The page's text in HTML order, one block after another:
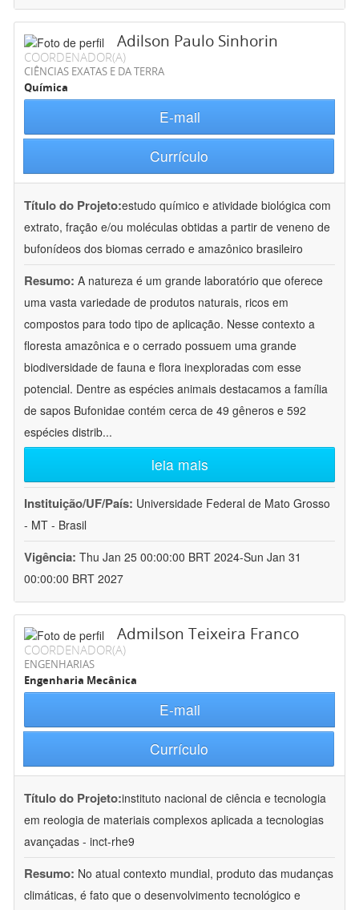
Adilson Paulo Sinhorin
COORDENADOR(A)
CIÊNCIAS EXATAS E DA TERRA
Química
E-mail
Currículo
Título do Projeto:estudo químico e atividade biológica com
extrato, fração e/ou moléculas obtidas a partir de veneno de
bufonídeos dos biomas cerrado e amazônico brasileiro
Resumo: A natureza é um grande laboratório que oferece
uma vasta variedade de produtos naturais, ricos em
compostos para todo tipo de aplicação. Nesse contexto a
floresta amazônica e o cerrado possuem uma grande
biodiversidade de fauna e flora inexploradas com esse
potencial. Dentre as espécies animais destacamos a família
de sapos Bufonidae contém cerca de 49 gêneros e 592
espécies distrib...
leia mais
Instituição/UF/País: Universidade Federal de Mato Grosso
- MT - Brasil
Vigência: Thu Jan 25 00:00:00 BRT 2024-Sun Jan 31
00:00:00 BRT 2027
Admilson Teixeira Franco
COORDENADOR(A)
ENGENHARIAS
Engenharia Mecânica
E-mail
Currículo
Título do Projeto:instituto nacional de ciência e tecnologia
em reologia de materiais complexos aplicada a tecnologias
avançadas - inct-rhe9
Resumo: No atual contexto mundial, produto das mudanças
climáticas, é fato que o desenvolvimento tecnológico e